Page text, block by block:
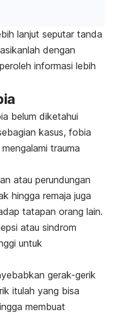
lanjut seputar tanda
dengan
informasi lebih
belum diketahui
kasus, fobia
trauma
atau perundungan
hingga remaja juga
tatapan orang lain.
atau sindrom
untuk
gerak-gerik
itulah yang bisa
membuat